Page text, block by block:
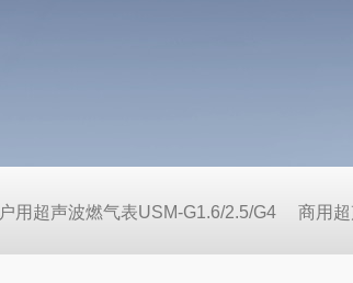
户用超声波燃气表USM-G1.6/2.5/G4 商用